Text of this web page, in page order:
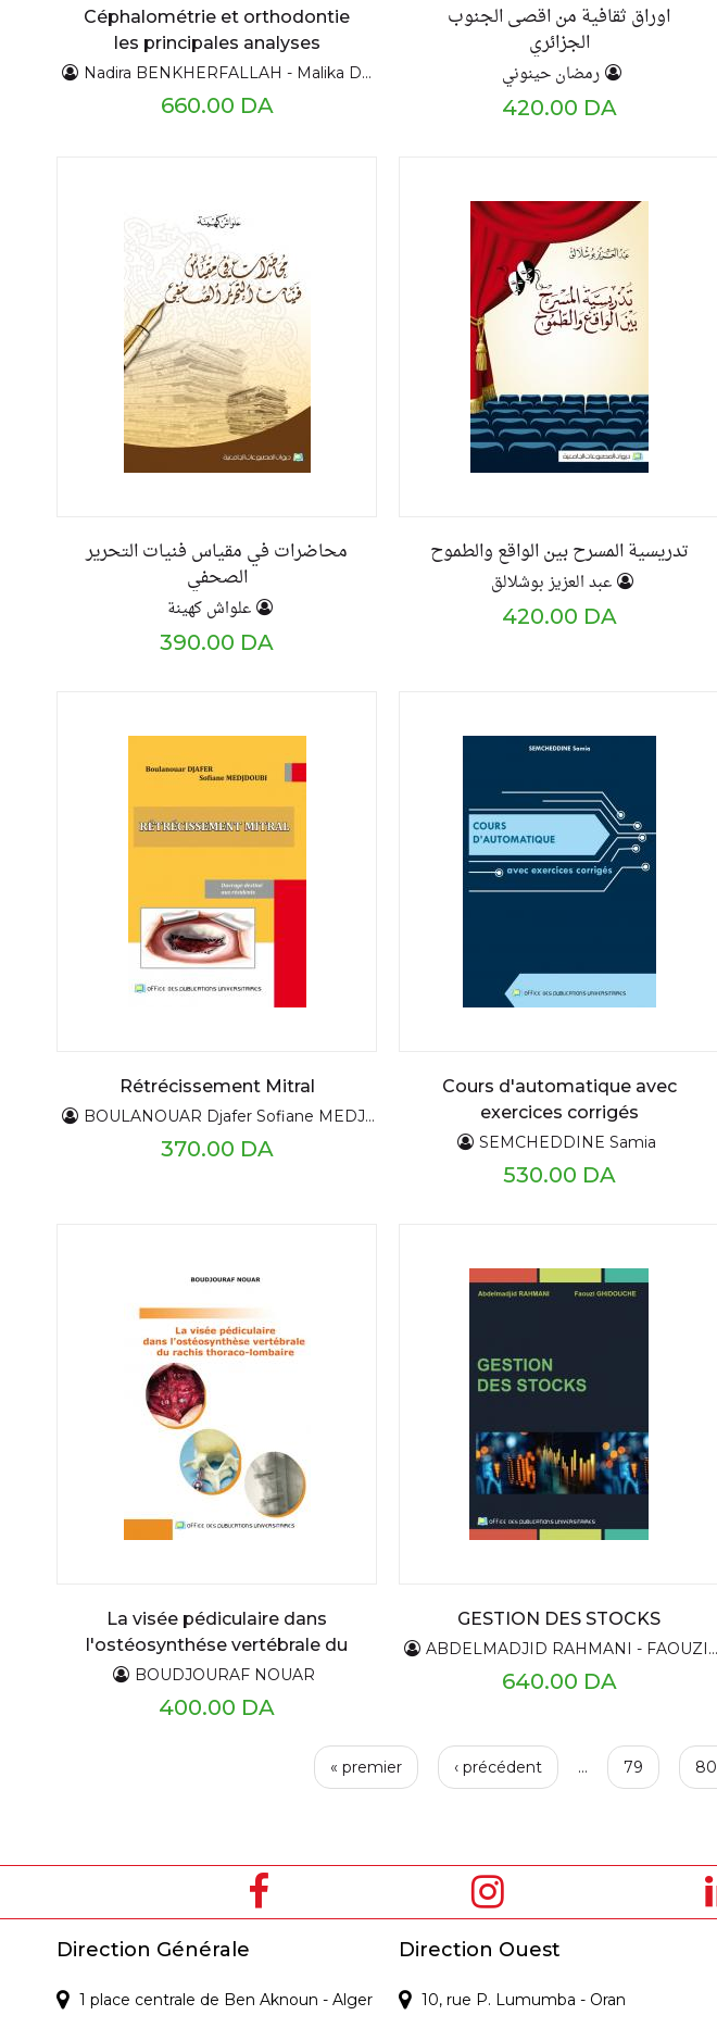
Céphalométrie et orthodontie
les principales analyses
Nadira BENKHERFALLAH - Malika DJERAF
660.00 DA
اوراق ثقافية من اقصى الجنوب
الجزائري
رمضان حينوني
420.00 DA
محاضرات في مقياس فنيات التحرير
الصحفي
علواش كهينة
390.00 DA
تدريسية المسرح بين الواقع والطموح
عبد العزيز بوشلالق
420.00 DA
Rétrécissement Mitral
BOULANOUAR Djafer Sofiane MEDJDOUBI
370.00 DA
Cours d'automatique avec
exercices corrigés
SEMCHEDDINE Samia
530.00 DA
La visée pédiculaire dans
l'ostéosynthése vertébrale du
rachis thoraco-lombaire
BOUDJOURAF NOUAR
400.00 DA
GESTION DES STOCKS
ABDELMADJID RAHMANI - FAOUZI GHIDOUCHE
640.00 DA
g
« premier ‹ précédent … 79 80
Direction Générale
1 place centrale de Ben Aknoun - Alger
Direction Ouest
10, rue P. Lumumba - Oran